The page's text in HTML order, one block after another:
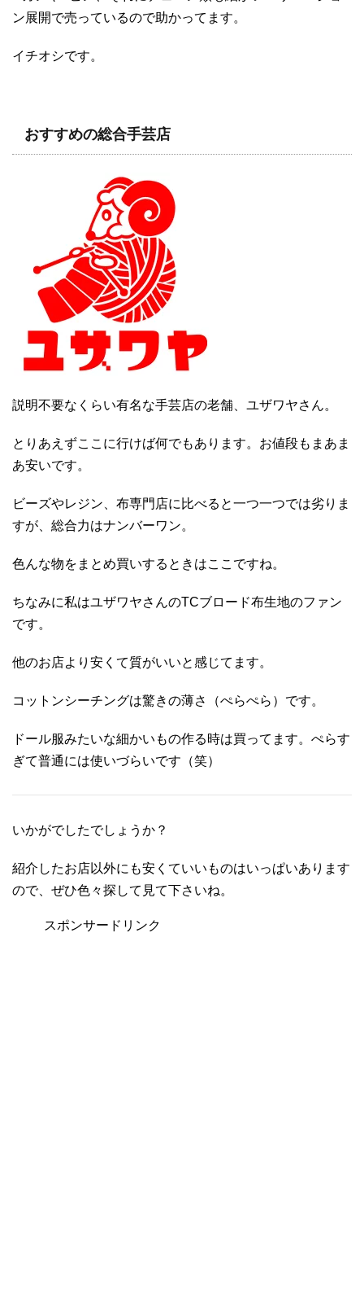
ン展開で売っているので助かってます。
イチオシです。
おすすめの総合手芸店
説明不要なくらい有名な手芸店の老舗、ユザワヤさん。
とりあえずここに行けば何でもあります。お値段もまあま
あ安いです。
ビーズやレジン、布専門店に比べると一つ一つでは劣りま
すが、総合力はナンバーワン。
色んな物をまとめ買いするときはここですね。
ちなみに私はユザワヤさんのTCブロード布生地のファン
です。
他のお店より安くて質がいいと感じてます。
コットンシーチングは驚きの薄さ（ぺらぺら）です。
ドール服みたいな細かいもの作る時は買ってます。ぺらす
ぎて普通には使いづらいです（笑）
いかがでしたでしょうか？
紹介したお店以外にも安くていいものはいっぱいあります
ので、ぜひ色々探して見て下さいね。
スポンサードリンク